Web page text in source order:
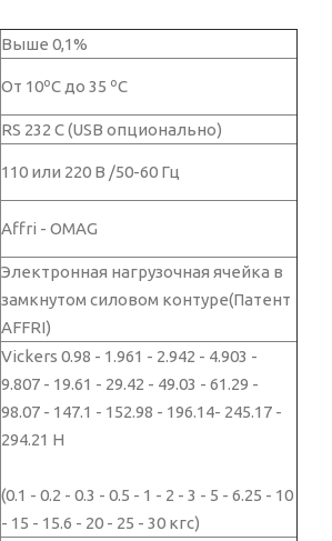
Выше 0,1%
От 10ºC до 35 ºC
RS 232 C (USB опционально)
110 или 220 В /50-60 Гц
Affri - OMAG
Электронная нагрузочная ячейка в
замкнутом силовом контуре(Патент
AFFRI)
Vickers 0.98 - 1.961 - 2.942 - 4.903 -
9.807 - 19.61 - 29.42 - 49.03 - 61.29 -
98.07 - 147.1 - 152.98 - 196.14- 245.17 -
294.21 Н
(0.1 - 0.2 - 0.3 - 0.5 - 1 - 2 - 3 - 5 - 6.25 - 10
- 15 - 15.6 - 20 - 25 - 30 кгс)